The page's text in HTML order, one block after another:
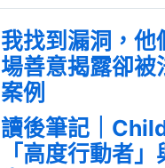
我找到漏洞，他
場善意揭露卻被
案例
讀後筆記｜
「高度行動者